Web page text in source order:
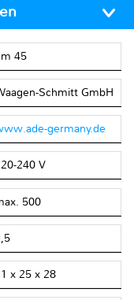
45
Schmitt GmbH
germany.de
240 V
500
x 25 x 28